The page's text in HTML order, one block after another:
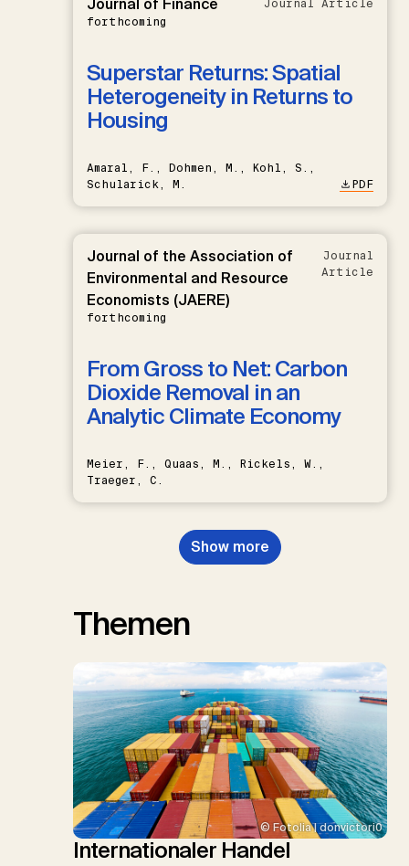
Journal of Finance
forthcoming
Journal Article
Superstar Returns: Spatial
Heterogeneity in Returns to
Housing
Amaral, F., Dohmen, M., Kohl, S.,
Schularick, M.
PDF
Journal of the Association of
Environmental and Resource
Economists (JAERE)
forthcoming
Journal
Article
From Gross to Net: Carbon
Dioxide Removal in an
Analytic Climate Economy
Meier, F., Quaas, M., Rickels, W.,
Traeger, C.
Show more
Themen
© Fotolia | donvictori0
Internationaler Handel